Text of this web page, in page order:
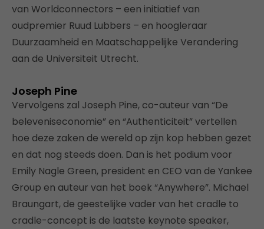
van Worldconnectors – een initiatief van
oudpremier Ruud Lubbers – en hoogleraar
Duurzaamheid en Maatschappelijke Verandering
aan de Universiteit Utrecht.
Joseph Pine
Vervolgens zal Joseph Pine, co-auteur van “De
beleveniseconomie” en “Authenticiteit” vertellen
hoe deze zaken de wereld op zijn kop hebben gezet
en dat nog steeds doen. Dan is het podium voor
Emily Nagle Green, president en CEO van de Yankee
Group en auteur van het boek “Anywhere”. Michael
Braungart, de geestelijke vader van het cradle to
cradle-concept is de laatste keynote speaker,